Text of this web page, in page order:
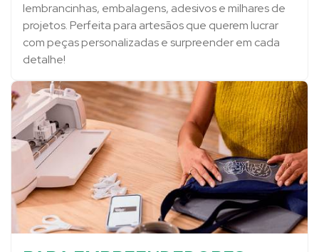
lembrancinhas, embalagens, adesivos e milhares de
projetos. Perfeita para artesãos que querem lucrar
com peças personalizadas e surpreender em cada
detalhe!